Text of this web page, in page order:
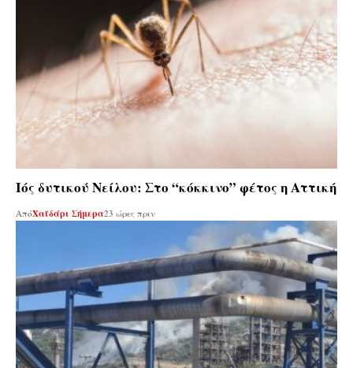
Ιός δυτικού Νείλου: Στο “κόκκινο” φέτος η Αττική
ΑπόΧαϊδάρι Σήμερα23 ώρες πριν